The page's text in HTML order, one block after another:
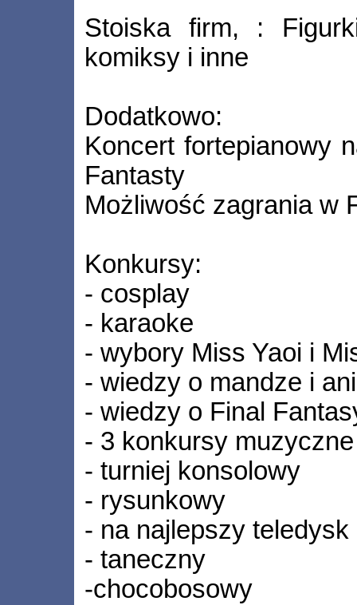
Stoiska firm, :
komiksy i inne
Dodatkowo:
Koncert fortepianowy
Fantasty
Możliwość zagrania w
Konkursy:
- cosplay
- karaoke
- wybory Miss Yaoi i
- wiedzy o mandze i
- wiedzy o Final
- 3 konkursy muzyczne
- turniej konsolowy
- rysunkowy
- na najlepszy teledysk
- taneczny
-chocobosowy